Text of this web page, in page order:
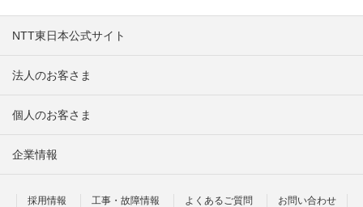
NTT東日本公式サイト
法人のお客さま
個人のお客さま
企業情報
採用情報 工事・故障情報 よくあるご質問 お問い合わせ